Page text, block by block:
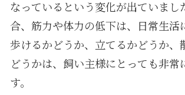
なっているという変化が出ていまし
合、筋力や体力の低下は、日常生活
歩けるかどうか、立てるかどうか、
どうかは、飼い主様にとっても非常
す。